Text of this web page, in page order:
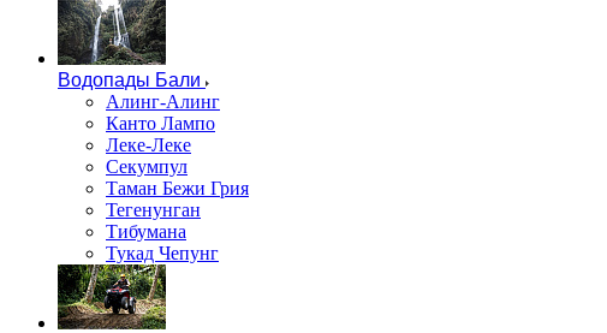
Водопады Бали
Алинг-Алинг
Канто Лампо
Леке-Леке
Секумпул
Таман Бежи Грия
Тегенунган
Тибумана
Тукад Чепунг